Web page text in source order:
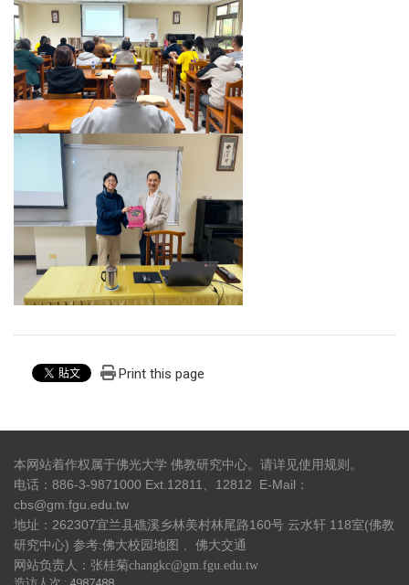
Print this page
本网站着作权属于佛光大学 佛教研究中心。请详见使用规则 。
电话：886-3-9871000 Ext.12811、12812 E-Mail：
cbs@gm.fgu.edu.tw
地址：262307宜兰县礁溪乡林美村林尾路160号 云水轩 118室(佛教
研究中心) 参考:佛大校园地图 佛大交通
网站负责人：张桂菊changkc@gm.fgu.edu.tw